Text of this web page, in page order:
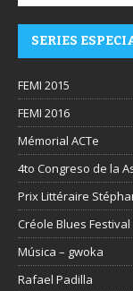
SERIES
FEMI 2015
FEMI 2016
Mémorial ACTe
4to Congreso de la
Prix Littéraire
Créole Blues Festival
Música – gwoka
Rafael Padilla